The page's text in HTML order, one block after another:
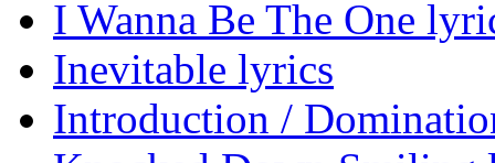
I Wanna Be The One
Inevitable lyrics
Introduction /